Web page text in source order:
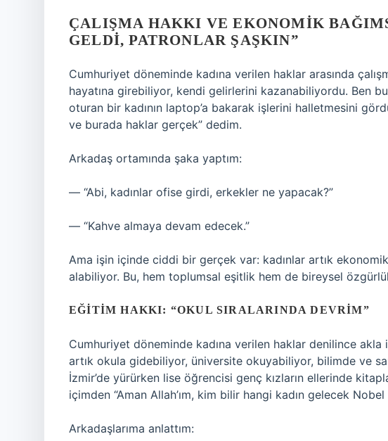
ÇALIŞMA HAKKI VE EKONOMIK
GELDI, PATRONLAR ŞAŞKIN”
Cumhuriyet döneminde kadına verilen haklar arasında
hayatına girebiliyor, kendi gelirlerini kazanabiliyordu. Ben
oturan bir kadının laptop’a bakarak işlerini halletmesini
ve burada haklar gerçek” dedim.
Arkadaş ortamında şaka yaptım:
— “Abi, kadınlar ofise girdi, erkekler ne yapacak?”
— “Kahve almaya devam edecek.”
Ama işin içinde ciddi bir gerçek var: kadınlar artık ekonomik
alabiliyor. Bu, hem toplumsal eşitlik hem de bireysel
EĞITIM HAKKI: “OKUL SIRALARINDA DEVRIM”
Cumhuriyet döneminde kadına verilen haklar denilince akla
artık okula gidebiliyor, üniversite okuyabiliyor, bilimde ve
İzmir’de yürürken lise öğrencisi genç kızların ellerinde
içimden “Aman Allah’ım, kim bilir hangi kadın gelecek
Arkadaşlarıma anlattım: